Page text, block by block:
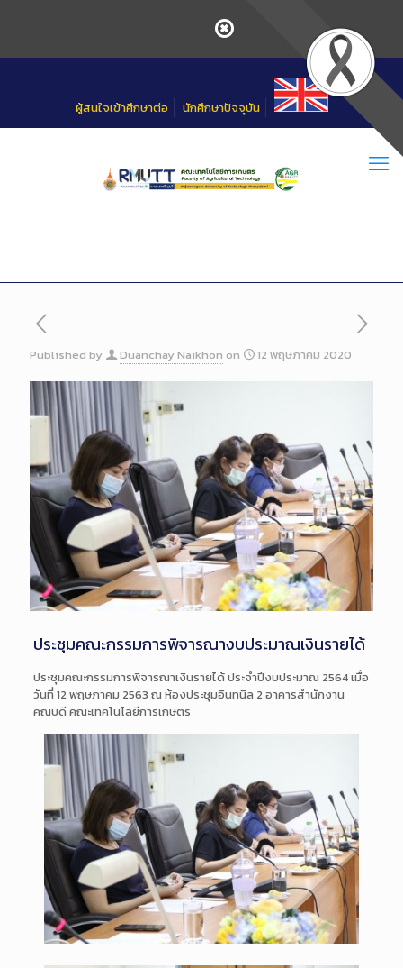
ผู้สนใจเข้าศึกษาต่อ นักศึกษาปัจจุบัน
Published by Duanchay Naikhon on 12 พฤษภาคม 2020
ประชุมคณะกรรมการพิจารณางบประมาณเงินรายได้
ประชุมคณะกรรมการพิจารณาเงินรายได้ ประจำปีงบประมาณ 2564 เมื่อ
วันที่ 12 พฤษภาคม 2563 ณ ห้องประชุมอินทนิล 2 อาคารสำนักงาน
คณบดี คณะเทคโนโลยีการเกษตร